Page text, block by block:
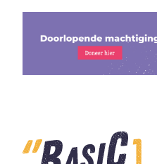
Ambitie
Beproeving
biddag